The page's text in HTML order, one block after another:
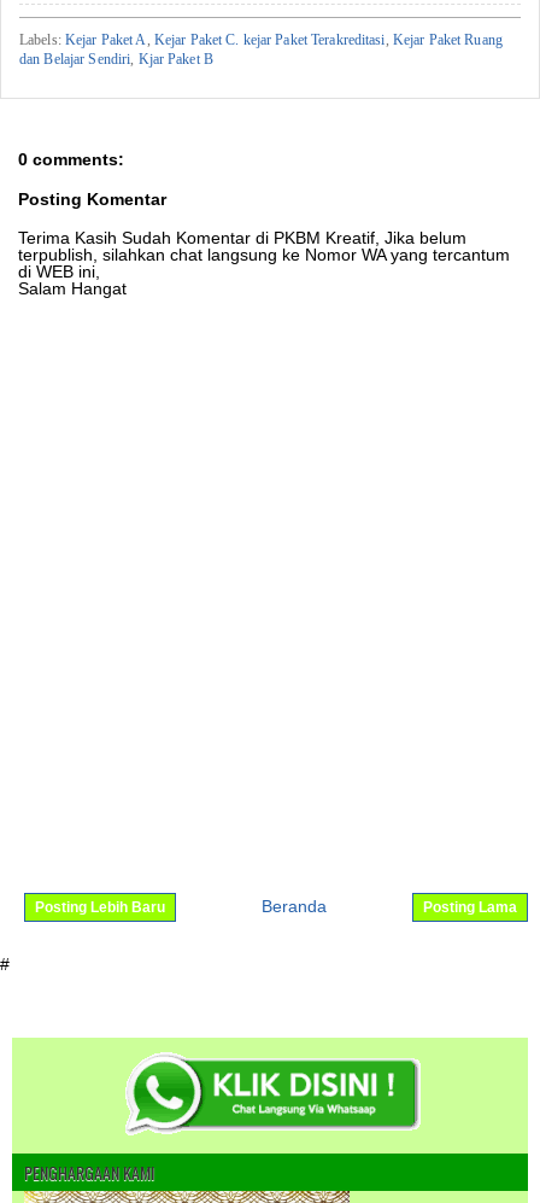
Labels: Kejar Paket A Kejar Paket C. kejar Paket Terakreditasi Kejar Paket Ruang
dan Belajar Sendiri Kjar Paket B
0 comments:
Posting Komentar
Terima Kasih Sudah Komentar di PKBM Kreatif, Jika belum
terpublish, silahkan chat langsung ke Nomor WA yang tercantum
di WEB ini,
Salam Hangat
Posting Lebih Baru Posting Lama
Beranda
#
PENGHARGAAN KAMI